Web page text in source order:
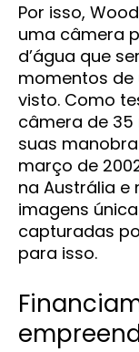
Por isso,
uma câmera
d’água que
momentos
visto. Como
câmera de
suas
março de
na Austrália e
imagens
capturadas
para isso.